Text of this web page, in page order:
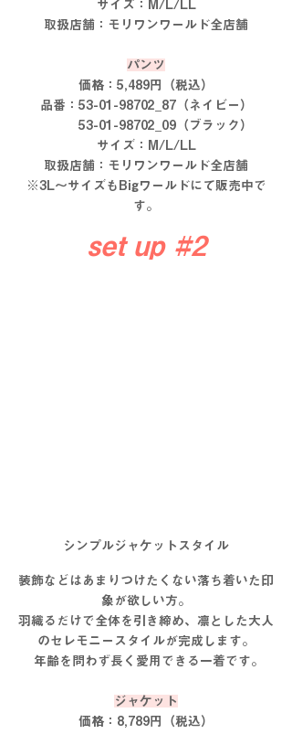
サイズ：M/L/LL
取扱店舗：モリワンワールド全店舗
パンツ
価格：5,489円（税込）
品番：53-01-98702_87（ネイビー）
53-01-98702_09（ブラック）
サイズ：M/L/LL
取扱店舗：モリワンワールド全店舗
※3L～サイズもBigワールドにて販売中で
す。
set up #2
シンプルジャケットスタイル
装飾などはあまりつけたくない落ち着いた印
象が欲しい方。
羽織るだけで全体を引き締め、凛とした大人
のセレモニースタイルが完成します。
年齢を問わず長く愛用できる一着です。
ジャケット
価格：8,789円（税込）